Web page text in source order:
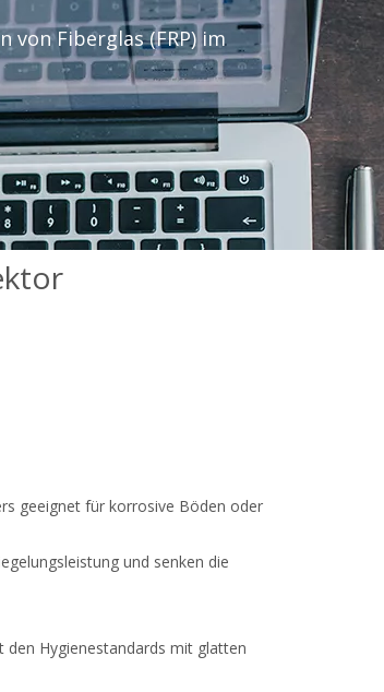
von Fiberglas (FRP) im
geeignet für korrosive Böden oder
und senken die
den Hygienestandards mit glatten